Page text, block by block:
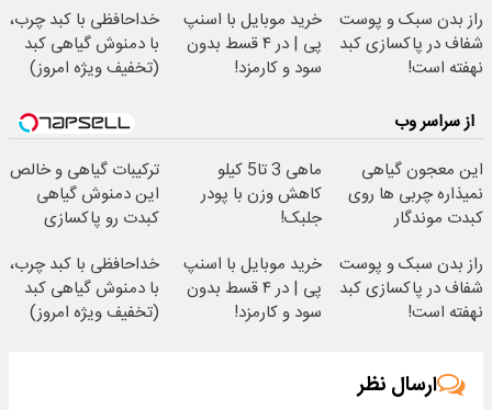
راز بدن سبک و پوست
شفاف در پاکسازی کبد
نهفته است!
خرید موبایل با اسنپ
پی | در ۴ قسط بدون
سود و کارمزد!
خداحافظی با کبد چرب،
با دمنوش گیاهی کبد
(تخفیف ویژه امروز)
از سراسر وب
این معجون گیاهی
نمیذاره چربی ها روی
کبدت موندگار
ماهی 3 تا5 کیلو
کاهش وزن با پودر
جلبک!
ترکیبات گیاهی و خالص
این دمنوش گیاهی
کبدت رو پاکسازی
راز بدن سبک و پوست
شفاف در پاکسازی کبد
نهفته است!
خرید موبایل با اسنپ
پی | در ۴ قسط بدون
سود و کارمزد!
خداحافظی با کبد چرب،
با دمنوش گیاهی کبد
(تخفیف ویژه امروز)
ارسال نظر